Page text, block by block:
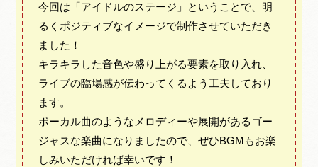
今回は「アイドルのステージ」ということで、明
るくポジティブなイメージで制作させていただき
ました！
キラキラした音色や盛り上がる要素を取り入れ、
ライブの臨場感が伝わってくるよう工夫しており
ます。
ボーカル曲のようなメロディーや展開があるゴー
ジャスな楽曲になりましたので、ぜひBGMもお楽
しみいただければ幸いです！